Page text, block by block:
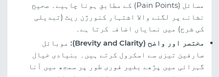
مسائل (Pain Points) کے مطابق ہونا چاہیے۔ صحیح
نشانے پر لگنے والا اشتہار کنورژن ریٹ (تبدیلی
کی شرح) میں نمایاں اضافہ کرتا ہے۔
مختصر اور واضح (Brevity and Clarity):
موبائل
صارفین تیزی سے اسکرول کرتے ہیں۔ بنیادی خیال
گہرائی میں پڑھے بغیر فوری طور پر سمجھ میں آنا